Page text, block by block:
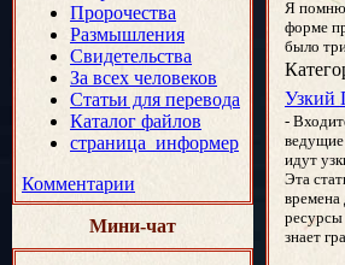
Пророчества
Размышления
Свидетельства
За всех человеков
Статьи для перевода
Каталог файлов
страница_информер
Комментарии
Мини-чат
Я
форме
было
Узкий
-
ведущие
идут
Эта
времена
ресурсы
знает